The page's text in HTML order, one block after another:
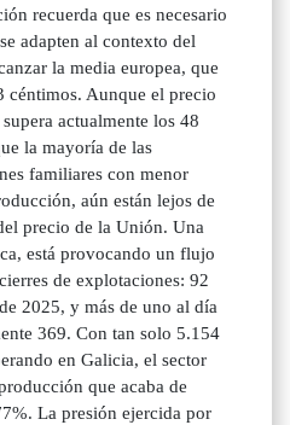
recuerda que es necesario
adapten al contexto del
la media europea, que
céntimos. Aunque el precio
actualmente los 48
la mayoría de las
familiares con menor
aún están lejos de
precio de la Unión. Una
está provocando un flujo
de explotaciones: 92
2025, y más de uno al día
369. Con tan solo 5.154
en Galicia, el sector
que acaba de
La presión ejercida por